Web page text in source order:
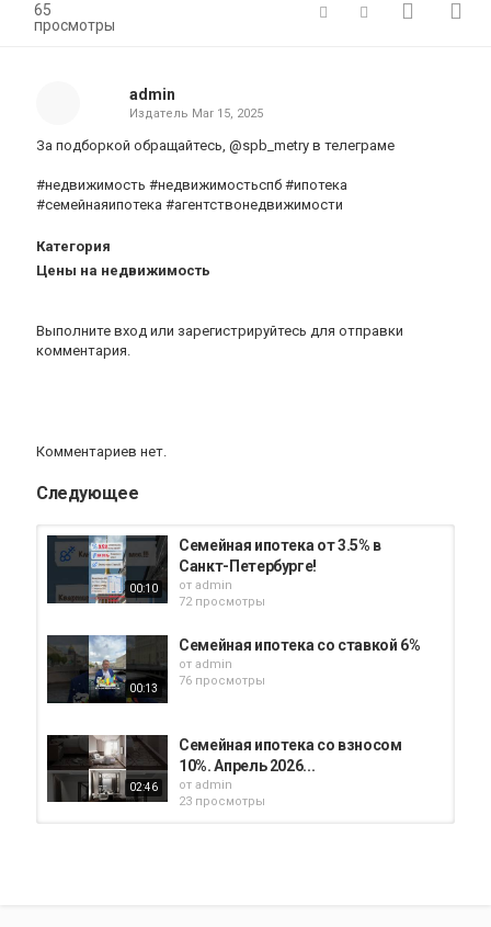
65
просмотры
admin
Издатель Mar 15, 2025
За подборкой обращайтесь, @spb_metry в телеграме
#недвижимость #недвижимостьспб #ипотека
#семейнаяипотека #агентствонедвижимости
Категория
Цены на недвижимость
Выполните вход или зарегистрируйтесь для отправки
комментария.
Комментариев нет.
Следующее
00:10
Семейная ипотека от 3.5% в
Санкт-Петербурге!
от admin
72 просмотры
00:13
Семейная ипотека со ставкой 6%
от admin
76 просмотры
02:46
Семейная ипотека со взносом
10%. Апрель 2026...
от admin
23 просмотры